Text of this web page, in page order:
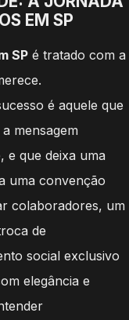
EM SP
SP é tratado com a
é aquele que
mensagem
e que deixa uma
uma convenção
colaboradores, um
de
social exclusivo
elegância e